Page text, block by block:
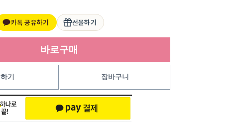
카톡 공유하기 선물하기
바로구매
장바구니
기